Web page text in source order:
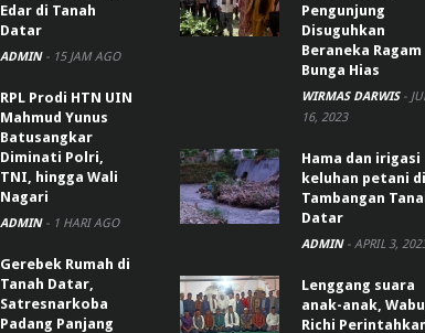
Edar di Tanah
Datar
ADMIN - 15 JAM AGO
RPL Prodi HTN UIN
Mahmud Yunus
Batusangkar
Diminati Polri,
TNI, hingga Wali
Nagari
ADMIN - 1 HARI AGO
Gerebek Rumah di
Tanah Datar,
Satresnarkoba
Padang Panjang
Pengunjung
Disuguhkan
Beraneka Ragam
Bunga Hias
WIRMAS DARWIS -
16, 2023
Hama dan irigasi
keluhan petani di
Tambangan
Datar
ADMIN - APRIL 3,
Lenggang suara
anak-anak,
Richi